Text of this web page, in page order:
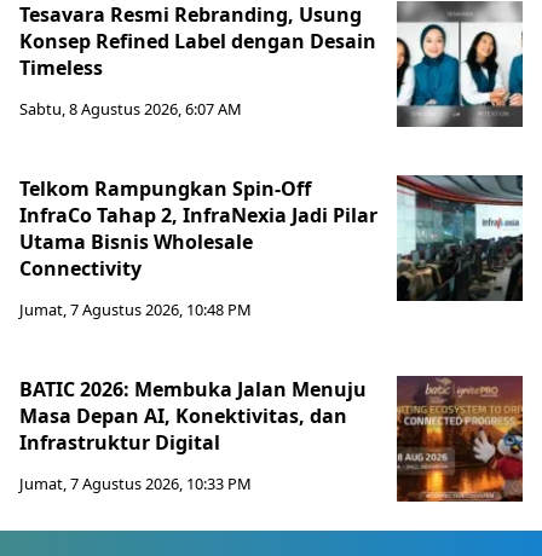
Tesavara Resmi Rebranding, Usung
Konsep Refined Label dengan Desain
Timeless
Sabtu, 8 Agustus 2026, 6:07 AM
Telkom Rampungkan Spin-Off
InfraCo Tahap 2, InfraNexia Jadi Pilar
Utama Bisnis Wholesale
Connectivity
Jumat, 7 Agustus 2026, 10:48 PM
BATIC 2026: Membuka Jalan Menuju
Masa Depan AI, Konektivitas, dan
Infrastruktur Digital
Jumat, 7 Agustus 2026, 10:33 PM